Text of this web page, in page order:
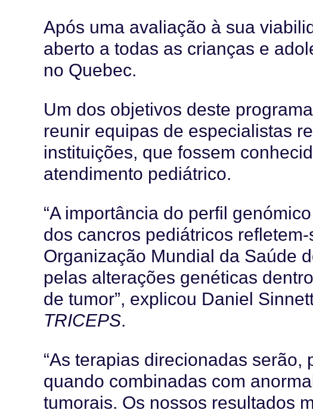
Após uma avaliação à sua
aberto a todas as crianças e
no Quebec.
Um dos objetivos deste
reunir equipas de especialistas
instituições, que fossem
atendimento pediátrico.
“A importância do perfil
dos cancros pediátricos
Organização Mundial da Saúde
pelas alterações genéticas
de tumor”, explicou Daniel
TRICEPS.
“As terapias direcionadas
quando combinadas com
tumorais. Os nossos resultados